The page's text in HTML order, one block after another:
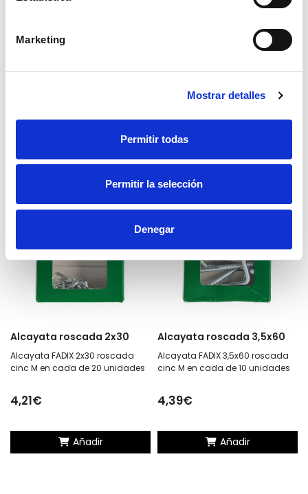
Marketing
Mostrar detalles
Permitir todas
Permitir la selección
Denegar
40 mm
Alcayata FADIX 2,5X40 roscada
cinc M en cada de 15 unidades
Alcayata roscada 2x30
Alcayata FADIX 2x30 roscada
cinc M en cada de 20 unidades
4,21€
Añadir
Alcayata roscada 3,5x60
Alcayata FADIX 3,5x60 roscada
cinc M en cada de 10 unidades
4,39€
Añadir